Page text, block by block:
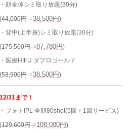
・顔全体シミ取り放題(30分)
(44,000円⇒38,500円)
・背中(上半身)シミ取り放題(30分)
(175,560円⇒87,780円)
・医療HIFU ダブロゴールド
(53,900円⇒38,500円)
12/31まで！
・フォトIPL 全顔80shot(5回＋1回サービス)
(129,600円⇒108,000円)